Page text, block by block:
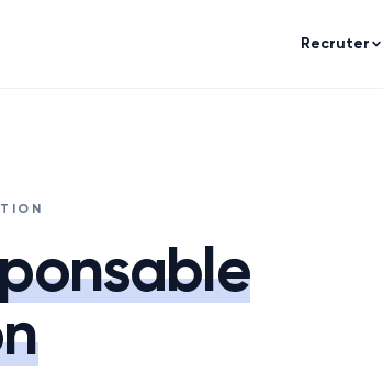
Recruter